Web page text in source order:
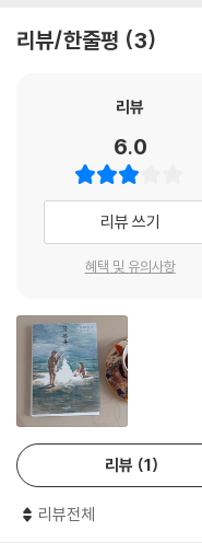
런 정신상태면 당연히 몸도
이가 되면 정신도 멍텅구리가
---「p.112, 울음의 형식」 중에서
“근데, 나는 그런 거 없어. 죽
단호히 말하는 복수의 목소
이 아니구나. 비단길도 꽃길
않구나. 인생은 그런 것. 그
---「p.130, 사인」 중에서
도둑이 들었다, 모든 것을 다
납득할 수밖에 없을 것이고
려볼 것이다. 그중 몇 개는 없
무 일도 없었다는 듯 살아가
오히려 더 낫지 않나.
---「pp.151-152, 도둑」 중에서
문제 때문에 타인의 사인을 멋
등장인물들은 현실에 머물
이 뒤섞이는 세계에서 그들
다. 이처럼 『꿈 목욕』에서
아차리지 못했던 마음을 선
마주 보고 있지만 서로에게 닿
이번 짧은 소설에서는 특히
물들은 서로 마주 보고 있지
지하고, 그 미묘한 어긋남이
씨」에서 친구들이 SNS 계
고 싶어 하는 불가해한 인물
마음껏 부정하고 난 다음에
리뷰/한줄평 3
리뷰
6.0
리뷰 쓰기
혜택 및 유의사항
리뷰 1
리뷰전체